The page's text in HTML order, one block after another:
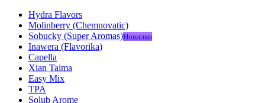
Hydra Flavors
Molinberry (Chemnovatic)
Sobucky (Super Aromas)Новинки
Inawera (Flavorika)
Capella
Xian Taima
Easy Mix
TPA
Solub Arome